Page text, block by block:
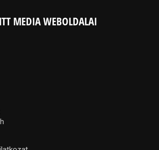
MEDIA WEBOLDALAI